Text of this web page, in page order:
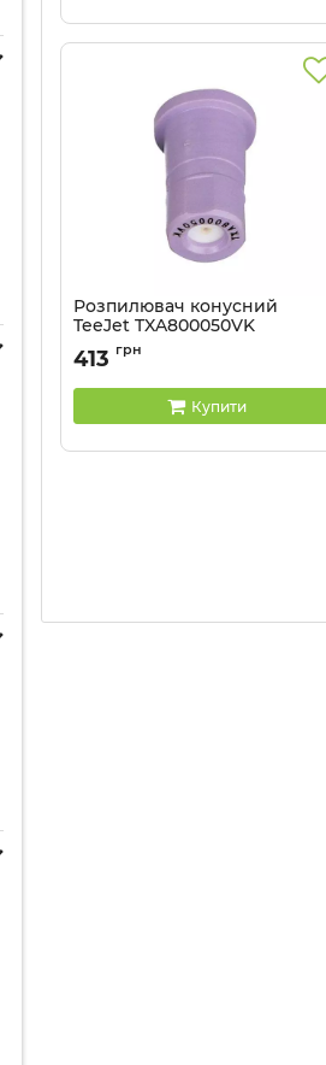
Розпилювач конусний
TeeJet TXA800050VK
Артикул: TXA800050VK
413 грн
Купити